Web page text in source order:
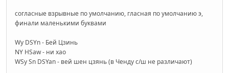
согласные взрывные по умолчанию, гласная по умолчанию э,
финали маленькими буквами
Wy DSYn - Бей Цзинь
NY HSaw - ни хао
WSy Sn DSYan - вей шен цзянь (в Ченду с/ш не различают)